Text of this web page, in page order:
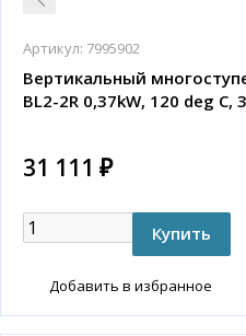
Артикул: 7995902
Вертикальный
BL2-2R 0,37kW, 120 deg C,
31 111 ₽
Добавить в избранное